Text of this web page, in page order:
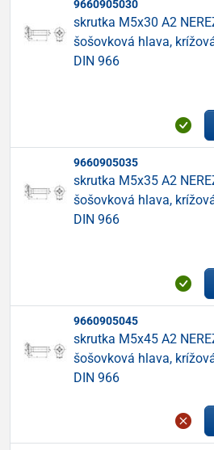
9660905030
skrutka M5x30 A2
šošovková hlava,
DIN 966
9660905035
skrutka M5x35 A2
šošovková hlava,
DIN 966
9660905045
skrutka M5x45 A2
šošovková hlava,
DIN 966